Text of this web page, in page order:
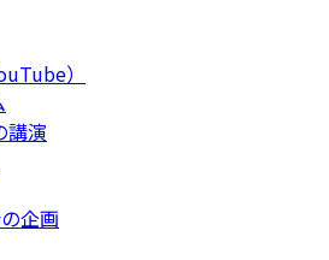
）
講演
企画